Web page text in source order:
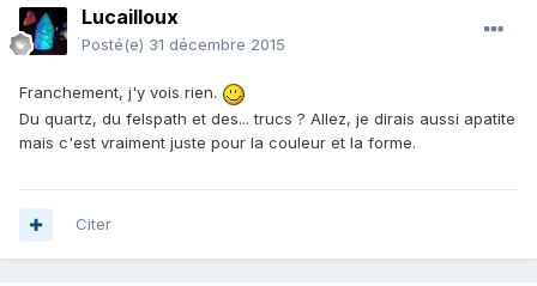
Lucailloux
Posté(e) 31 décembre 2015
Franchement, j'y vois rien.
Du quartz, du felspath et des... trucs ? Allez, je dirais aussi apatite
mais c'est vraiment juste pour la couleur et la forme.
Citer